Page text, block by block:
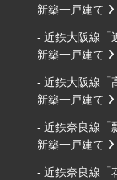
新築一戸建て
- 近鉄大阪線「
新築一戸建て
- 近鉄大阪線「
新築一戸建て
- 近鉄奈良線「
新築一戸建て
- 近鉄奈良線「